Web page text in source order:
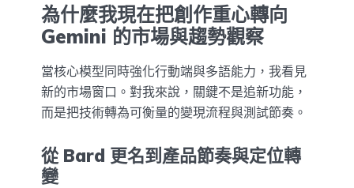
為什麼我現在把創作重心轉向
Gemini 的市場與趨勢觀察
當核心模型同時強化行動端與多語能力，我看見
新的市場窗口。對我來說，關鍵不是追新功能，
而是把技術轉為可衡量的變現流程與測試節奏。
從 Bard 更名到產品節奏與定位轉
變